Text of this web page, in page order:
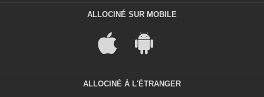
ALLOCINÉ SUR MOBILE
ALLOCINÉ À L'ÉTRANGER